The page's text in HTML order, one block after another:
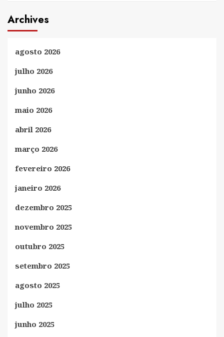
Archives
agosto 2026
julho 2026
junho 2026
maio 2026
abril 2026
março 2026
fevereiro 2026
janeiro 2026
dezembro 2025
novembro 2025
outubro 2025
setembro 2025
agosto 2025
julho 2025
junho 2025